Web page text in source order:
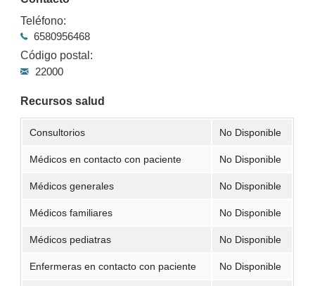
Teléfono:
6580956468
Código postal:
22000
Recursos salud
Consultorios No Disponible
Médicos en contacto con paciente No Disponible
Médicos generales No Disponible
Médicos familiares No Disponible
Médicos pediatras No Disponible
Enfermeras en contacto con paciente No Disponible